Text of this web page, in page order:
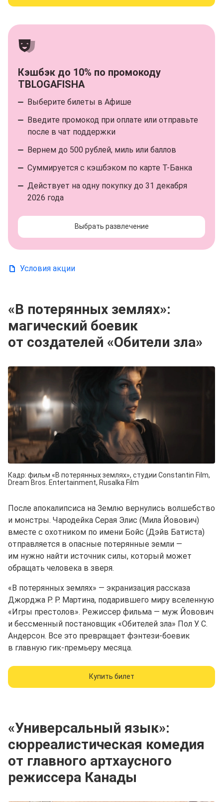
Кэшбэк до 10% по промокоду
TBLOGAFISHA
Выберите билеты в Афише
Введите промокод при оплате или отправьте
после в чат поддержки
Вернем до 500 рублей, миль или баллов
Суммируется с кэшбэком по карте Т⁠-⁠Банка
Действует на одну покупку до 31 декабря
2026 года
Выбрать развлечение
Условия акции
«В потерянных землях»:
магический боевик
от создателей «Обители зла»
Кадр: фильм «В потерянных землях», студии Constantin Film,
Dream Bros. Entertainment, Rusalka Film
После апокалипсиса на Землю вернулись волшебство
и монстры. Чародейка Серая Элис (Мила Йовович)
вместе с охотником по имени Бойс (Дэйв Батиста)
отправляется в опасные потерянные земли —
им нужно найти источник силы, который может
обращать человека в зверя.
«В потерянных землях» — экранизация рассказа
Джорджа Р. Р. Мартина, подарившего миру вселенную
«Игры престолов». Режиссер фильма — муж Йовович
и бессменный постановщик «Обителей зла» Пол У. С.
Андерсон. Все это превращает фэнтези-боевик
в главную гик⁠-⁠премьеру месяца.
Купить билет
«Универсальный язык»:
сюрреалистическая комедия
от главного артхаусного
режиссера Канады